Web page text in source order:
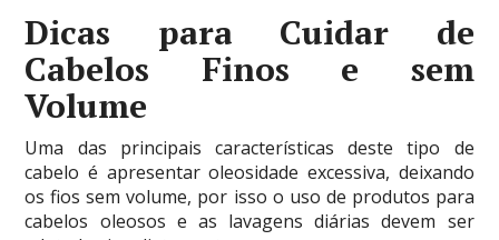
Dicas para Cuidar de
Cabelos Finos e sem
Volume
Uma das principais características deste tipo de
cabelo é apresentar oleosidade excessiva, deixando
os fios sem volume, por isso o uso de produtos para
cabelos oleosos e as lavagens diárias devem ser